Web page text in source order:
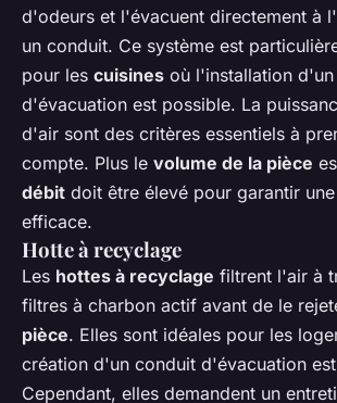
d'odeurs et l'évacuent directement à
un conduit. Ce système est
pour les cuisines où l'installation
d'évacuation est possible. La
d'air sont des critères essentiels à
compte. Plus le volume de la pièce
débit doit être élevé pour garantir une
efficace.
Hotte à recyclage
Les hottes à recyclage filtrent l'air à
filtres à charbon actif avant de le
pièce. Elles sont idéales pour les
création d'un conduit d'évacuation
Cependant, elles demandent un